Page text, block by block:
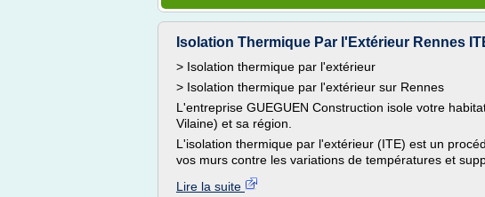
Isolation Thermique Par l'Extérieur Rennes
> Isolation thermique par l'extérieur
> Isolation thermique par l'extérieur sur Rennes
L'entreprise GUEGUEN Construction isole votre
Vilaine) et sa région.
L'isolation thermique par l'extérieur (ITE) est un
vos murs contre les variations de températures et
Lire la suite